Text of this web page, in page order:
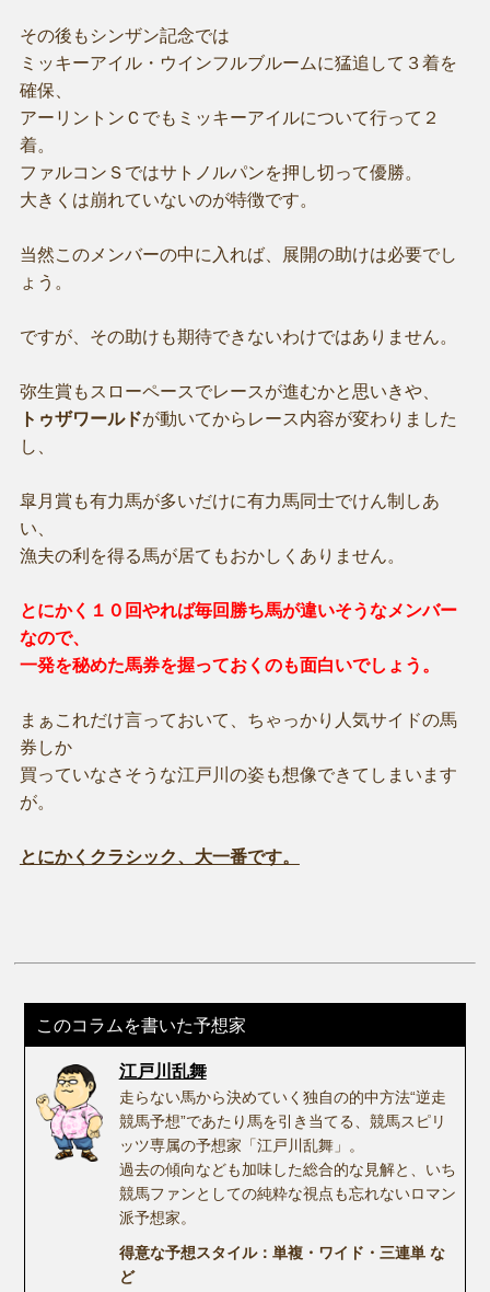
その後もシンザン記念では
ミッキーアイル・ウインフルブルームに猛追して３着を
確保、
アーリントンＣでもミッキーアイルについて行って２
着。
ファルコンＳではサトノルパンを押し切って優勝。
大きくは崩れていないのが特徴です。
当然このメンバーの中に入れば、展開の助けは必要でし
ょう。
ですが、その助けも期待できないわけではありません。
弥生賞もスローペースでレースが進むかと思いきや、
トゥザワールドが動いてからレース内容が変わりました
し、
皐月賞も有力馬が多いだけに有力馬同士でけん制しあ
い、
漁夫の利を得る馬が居てもおかしくありません。
とにかく１０回やれば毎回勝ち馬が違いそうなメンバー
なので、
一発を秘めた馬券を握っておくのも面白いでしょう。
まぁこれだけ言っておいて、ちゃっかり人気サイドの馬
券しか
買っていなさそうな江戸川の姿も想像できてしまいます
が。
とにかくクラシック、大一番です。
このコラムを書いた予想家
江戸川乱舞
走らない馬から決めていく独自の的中方法“逆走
競馬予想”であたり馬を引き当てる、競馬スピリ
ッツ専属の予想家「江戸川乱舞」。
過去の傾向なども加味した総合的な見解と、いち
競馬ファンとしての純粋な視点も忘れないロマン
派予想家。
得意な予想スタイル：単複・ワイド・三連単 な
ど